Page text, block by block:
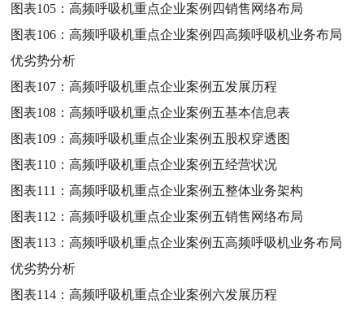
图表105：高频呼吸机重点企业案例四销售网络布局
图表106：高频呼吸机重点企业案例四高频呼吸机业务布局
优劣势分析
图表107：高频呼吸机重点企业案例五发展历程
图表108：高频呼吸机重点企业案例五基本信息表
图表109：高频呼吸机重点企业案例五股权穿透图
图表110：高频呼吸机重点企业案例五经营状况
图表111：高频呼吸机重点企业案例五整体业务架构
图表112：高频呼吸机重点企业案例五销售网络布局
图表113：高频呼吸机重点企业案例五高频呼吸机业务布局
优劣势分析
图表114：高频呼吸机重点企业案例六发展历程